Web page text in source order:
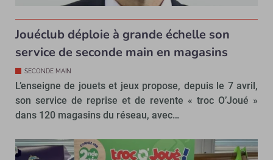
Jouéclub déploie à grande échelle son
service de seconde main en magasins
SECONDE MAIN
L’enseigne de jouets et jeux propose, depuis le 7 avril,
son service de reprise et de revente « troc O’Joué »
dans 120 magasins du réseau, avec…